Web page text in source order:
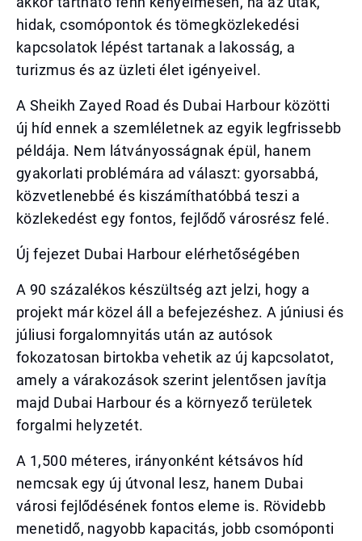
hidak, csomópontok és tömegközlekedési
kapcsolatok lépést tartanak a lakosság, a
turizmus és az üzleti élet igényeivel.
A Sheikh Zayed Road és Dubai Harbour közötti
új híd ennek a szemléletnek az egyik legfrissebb
példája. Nem látványosságnak épül, hanem
gyakorlati problémára ad választ: gyorsabbá,
közvetlenebbé és kiszámíthatóbbá teszi a
közlekedést egy fontos, fejlődő városrész felé.
Új fejezet Dubai Harbour elérhetőségében
A 90 százalékos készültség azt jelzi, hogy a
projekt már közel áll a befejezéshez. A júniusi és
júliusi forgalomnyitás után az autósok
fokozatosan birtokba vehetik az új kapcsolatot,
amely a várakozások szerint jelentősen javítja
majd Dubai Harbour és a környező területek
forgalmi helyzetét.
A 1,500 méteres, irányonként kétsávos híd
nemcsak egy új útvonal lesz, hanem Dubai
városi fejlődésének fontos eleme is. Rövidebb
menetidő, nagyobb kapacitás, jobb csomóponti